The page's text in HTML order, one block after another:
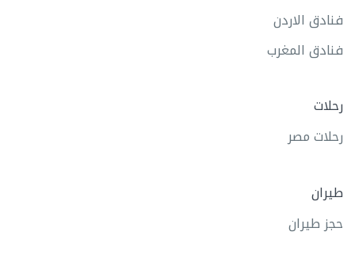
فنادق الاردن
فنادق المغرب
رحلات
رحلات مصر
طيران
حجز طيران